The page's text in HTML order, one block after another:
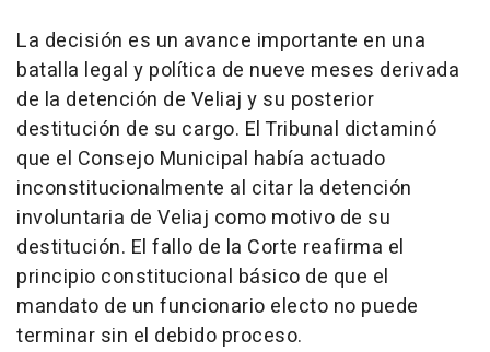
La decisión es un avance importante en una
batalla legal y política de nueve meses derivada
de la detención de Veliaj y su posterior
destitución de su cargo. El Tribunal dictaminó
que el Consejo Municipal había actuado
inconstitucionalmente al citar la detención
involuntaria de Veliaj como motivo de su
destitución. El fallo de la Corte reafirma el
principio constitucional básico de que el
mandato de un funcionario electo no puede
terminar sin el debido proceso.